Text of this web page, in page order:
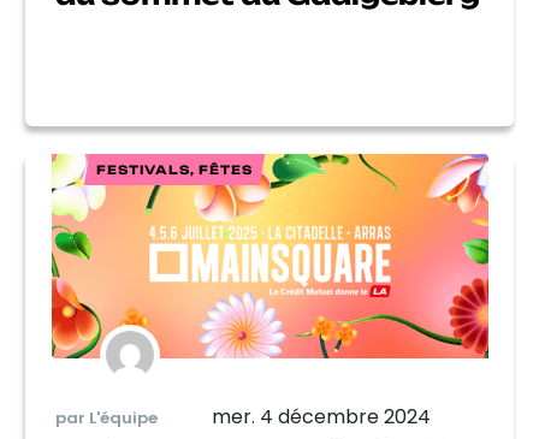
FESTIVALS, FÊTES
par L'équipe mer. 4 décembre 2024